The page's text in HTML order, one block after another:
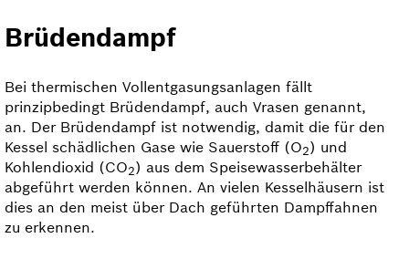
Brüdendampf
Bei thermischen Vollentgasungs­anlagen fällt
prinzipbedingt Brüdendampf, auch Vrasen genannt,
an. Der Brüdendampf ist notwendig, damit die für den
Kessel schädlichen Gase wie Sauerstoff (O2) und
Kohlen­dioxid (CO2) aus dem Speisewasserbehälter
abgeführt werden können. An vielen Kesselhäusern ist
dies an den meist über Dach geführten Dampffahnen
zu erkennen.